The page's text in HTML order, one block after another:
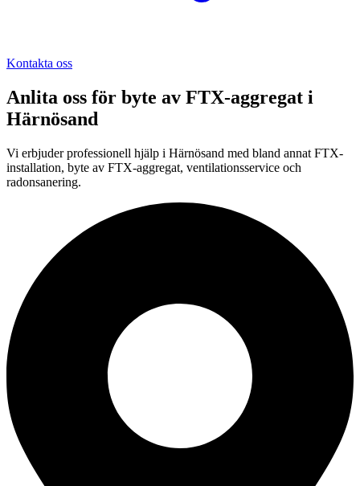
Kontakta oss
Anlita oss för byte av FTX-aggregat i
Härnösand
Vi erbjuder professionell hjälp i Härnösand med bland annat FTX-
installation, byte av FTX-aggregat, ventilationsservice och
radonsanering.